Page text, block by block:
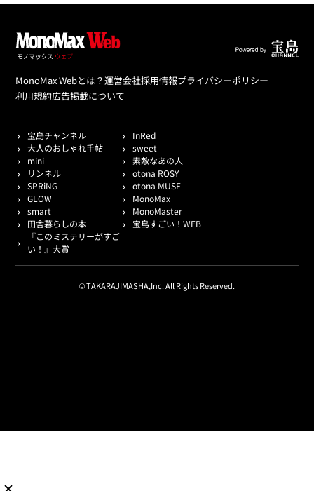
MonoMax Webとは？運営会社採用情報プライバシーポリシー
利用規約広告掲載について
宝島チャンネル
InRed
大人のおしゃれ手帖
sweet
mini
素敵なあの人
リンネル
otona ROSY
SPRiNG
otona MUSE
GLOW
MonoMax
smart
MonoMaster
田舎暮らしの本
宝島すごい！WEB
『このミステリーがすご
い！』大賞
© TAKARAJIMASHA,Inc. All Rights Reserved.